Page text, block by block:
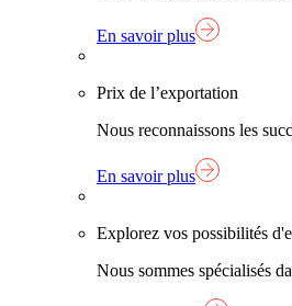
En savoir plus
Prix de l’exportation
Nous reconnaissons les
En savoir plus
Explorez vos possibilités
Nous sommes spécialisés